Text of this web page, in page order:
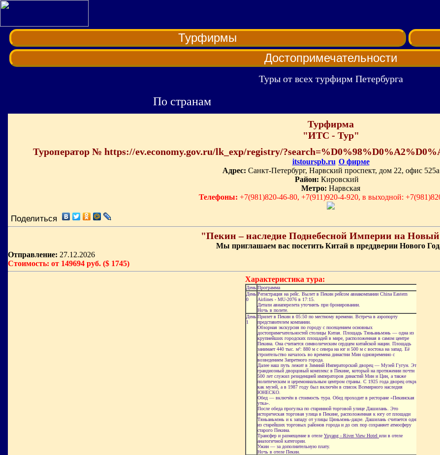
Турфирмы
Достопримечательности
Туры от всех турфирм Петербурга
По странам
Турфирма
"ИТС - Тур"
Туроператор № https://ev.economy.gov.ru/lk_exp/registry/
itstourspb.ru О фирме
Адрес: Санкт-Петербург, Нарвский проспект, дом 22, офис 525а
Район: Кировский
Метро: Нарвская
Телефоны: +7(981)820-46-80, +7(911)920-4-920, в выходной:
Поделиться
"Пекин – наследие Поднебесной Империи на Новый
Мы приглашаем вас посетить Китай в преддверии Нового
Отправление: 27.12.2026
Стоимость: от 149694 руб. ($ 1745)
Характеристика тура:
ДеньПрограмма
День
0
Регистрация на рейс. Вылет в Пекин рейсом авиакомпании China Eastern
Airlines - MU-2076 в 17:15.
Детали авиаперелета уточнять при бронировании.
Ночь в полете.
День
1
Прилет в Пекин в 05:50 по местному времени. Встреча в аэропорту
представителем компании.
Обзорная экскурсия по городу с посещением основных
достопримечательностей столицы Китая. Площадь Тяньаньмэнь — одна из
крупнейших городских площадей в мире, расположенная в самом центре
Пекина. Она считается символическим сердцем китайской нации. Площадь
занимает 440 тыс. м²: 880 м с севера на юг и 500 м с востока на запад. Её
строительство началось во времена династии Мин одновременно с
возведением Запретного города.
Далее наш путь лежит в Зимний Императорский дворец — Музей Гугун. Это
грандиозный дворцовый комплекс в Пекине, который на протяжении почти
500 лет служил резиденцией императоров династий Мин и Цин, а также
политическим и церемониальным центром страны. С 1925 года дворец открыт
как музей, а в 1987 году был включён в список Всемирного наследия
ЮНЕСКО.
Обед — включён в стоимость тура. Обед проходит в ресторане «Пекинская
утка».
После обеда прогулка по старинной торговой улице Дашилань. Это
историческая торговая улица в Пекине, расположенная к югу от площади
Тяньаньмэнь и к западу от улицы Цяньмэнь-дацзе. Дашилань считается одним
из старейших торговых районов города и до сих пор сохраняет атмосферу
старого Пекина.
Трансфер и размещение в отеле Yuyang - River View Hotel или в отеле
аналогичной категории.
Ужин — за дополнительную плату.
Ночь в отеле Пекин.